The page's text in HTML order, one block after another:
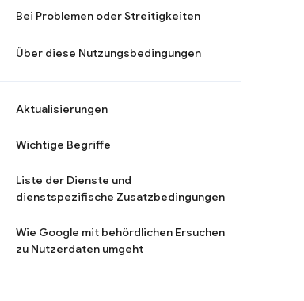
Bei Problemen oder Streitigkeiten
Über diese Nutzungsbedingungen
Aktualisierungen
Wichtige Begriffe
Liste der Dienste und
dienstspezifische Zusatzbedingungen
Wie Google mit behördlichen Ersuchen
zu Nutzerdaten umgeht